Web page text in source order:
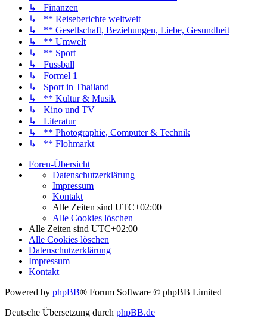
↳ Finanzen
↳ ** Reiseberichte weltweit
↳ ** Gesellschaft, Beziehungen, Liebe, Gesundheit
↳ ** Umwelt
↳ ** Sport
↳ Fussball
↳ Formel 1
↳ Sport in Thailand
↳ ** Kultur & Musik
↳ Kino und TV
↳ Literatur
↳ ** Photographie, Computer & Technik
↳ ** Flohmarkt
Foren-Übersicht
Datenschutzerklärung
Impressum
Kontakt
Alle Zeiten sind UTC+02:00
Alle Cookies löschen
Alle Zeiten sind UTC+02:00
Alle Cookies löschen
Datenschutzerklärung
Impressum
Kontakt
Powered by phpBB® Forum Software © phpBB Limited
Deutsche Übersetzung durch phpBB.de